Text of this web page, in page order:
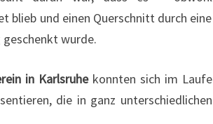
blieb und einen Querschnitt durch eine
wurde.
in Karlsruhe konnten sich im Laufe
die in ganz unterschiedlichen